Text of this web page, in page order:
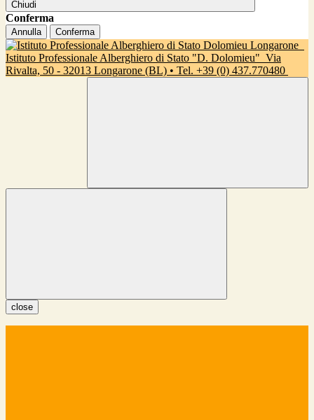
Chiudi
Conferma
Annulla Conferma
Istituto Professionale Alberghiero di Stato "D. Dolomieu" Via
Rivalta, 50 - 32013 Longarone (BL) • Tel. +39 (0) 437.770480
close